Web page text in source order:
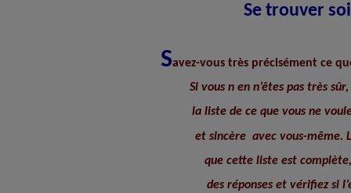
Se trouver
Savez-vous très précisément ce
Si vous n en n’êtes pas très
la liste de ce que vous ne
et sincère avec vous-même.
que cette liste est
des réponses et vérifiez si